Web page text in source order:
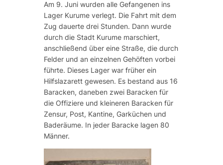
Am 9. Juni wurden alle Gefangenen ins
Lager Kurume verlegt. Die Fahrt mit dem
Zug dauerte drei Stunden. Dann wurde
durch die Stadt Kurume marschiert,
anschließend über eine Straße, die durch
Felder und an einzelnen Gehöften vorbei
führte. Dieses Lager war früher ein
Hilfslazarett gewesen. Es bestand aus 16
Baracken, daneben zwei Baracken für
die Offiziere und kleineren Baracken für
Zensur, Post, Kantine, Garküchen und
Baderäume. In jeder Baracke lagen 80
Männer.